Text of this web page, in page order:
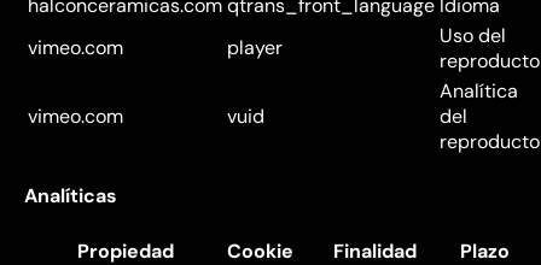
halconceramicas.comqtrans_front_language Idioma
vimeo.com
player
Uso del
vimeo.com vuid
Analítica
del
Analíticas
Propiedad Cookie Finalidad
Plazo